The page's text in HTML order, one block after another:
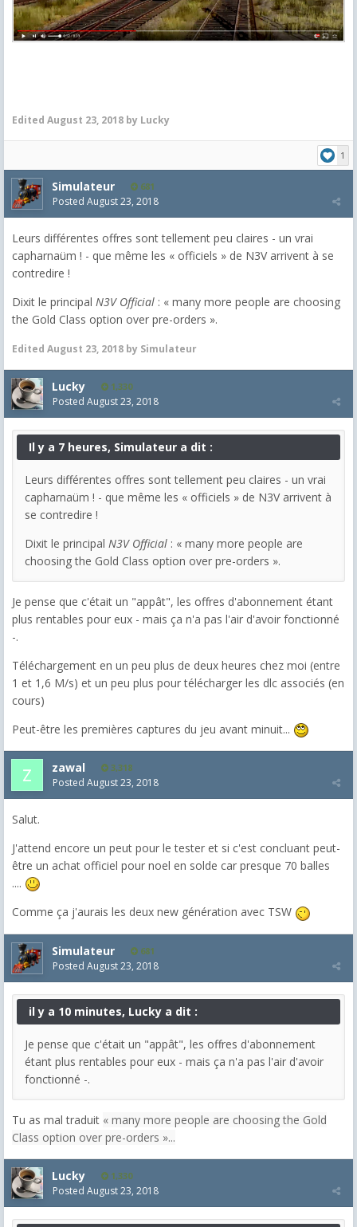
Edited August 23, 2018 by Lucky
1
Simulateur 681
Posted August 23, 2018
Leurs différentes offres sont tellement peu claires - un vrai
capharnaüm ! - que même les « officiels » de N3V arrivent à se
contredire !
Dixit le principal N3V Official : « many more people are choosing
the Gold Class option over pre-orders ».
Edited August 23, 2018 by Simulateur
Lucky 1,330
Posted August 23, 2018
Il y a 7 heures, Simulateur a dit :
Leurs différentes offres sont tellement peu claires - un vrai
capharnaüm ! - que même les « officiels » de N3V arrivent à
se contredire !
Dixit le principal N3V Official : « many more people are
choosing the Gold Class option over pre-orders ».
Je pense que c'était un "appât", les offres d'abonnement étant
plus rentables pour eux - mais ça n'a pas l'air d'avoir fonctionné
-.
Téléchargement en un peu plus de deux heures chez moi (entre
1 et 1,6 M/s) et un peu plus pour télécharger les dlc associés (en
cours)
Peut-être les premières captures du jeu avant minuit...
zawal 3,318
Posted August 23, 2018
Salut.
J'attend encore un peut pour le tester et si c'est concluant peut-
être un achat officiel pour noel en solde car presque 70 balles
....
Comme ça j'aurais les deux new génération avec TSW
Simulateur 681
Posted August 23, 2018
il y a 10 minutes, Lucky a dit :
Je pense que c'était un "appât", les offres d'abonnement
étant plus rentables pour eux - mais ça n'a pas l'air d'avoir
fonctionné -.
Tu as mal traduit « many more people are choosing the Gold
Class option over pre-orders »...
Lucky 1,330
Posted August 23, 2018